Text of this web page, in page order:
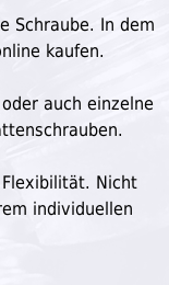
Schraube. In dem
kaufen.
auch einzelne
Nicht
individuellen